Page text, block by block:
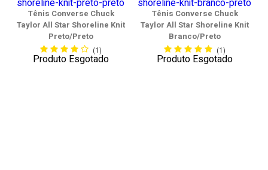
Tênis Converse Chuck
Taylor All Star Shoreline Knit
Preto/Preto
(1)
Produto Esgotado
Tênis Converse Chuck
Taylor All Star Shoreline Knit
Branco/Preto
(1)
Produto Esgotado